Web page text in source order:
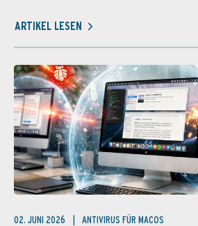
ARTIKEL LESEN
02. JUNI 2026 ANTIVIRUS FÜR MACOS